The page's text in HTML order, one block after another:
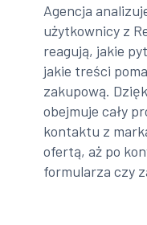
Agencja
użytkownicy z
reagują, jakie
jakie treści
zakupową.
obejmuje cały
kontaktu z
ofertą, aż po
formularza czy